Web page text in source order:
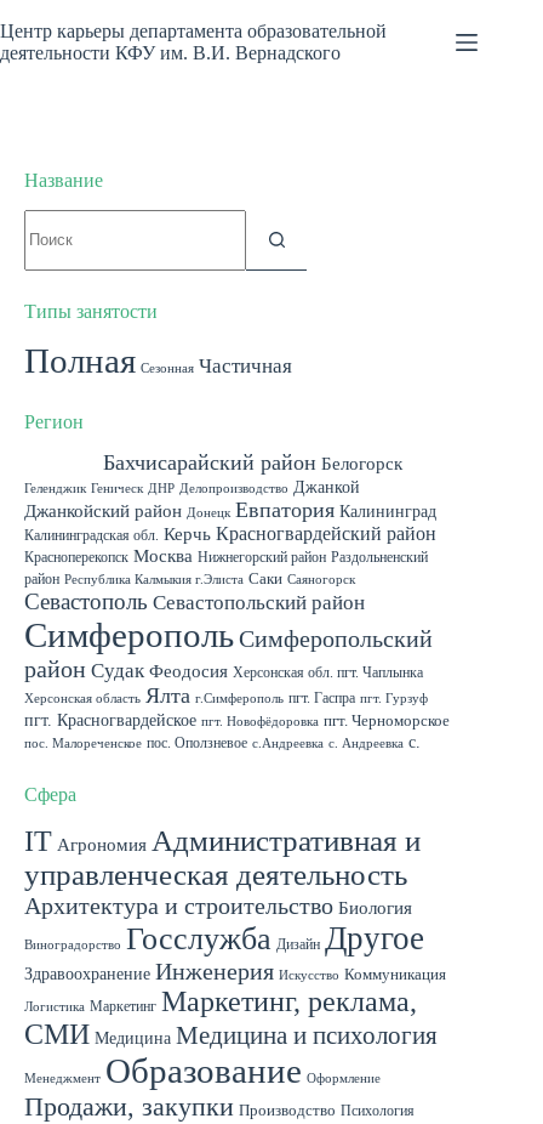
к
сути
Центр карьеры департамента образовательной
деятельности КФУ им. В.И. Вернадского
Название
не
Типы занятости
Полная Сезонная Частичная
Регион
Бахчисарайский район Белогорск
Геленджик Геническ ДНР Делопроизводство Джанкой
Джанкойский район Донецк Евпатория Калининград
Калининградская обл. Керчь Красногвардейский район
Красноперекопск Москва Нижнегорский район Раздольненский
район Республика Калмыкия г.Элиста Саки Саяногорск
Севастополь Севастопольский район
СимферопольСимферопольский
район Судак Феодосия Херсонская обл. пгт. Чаплынка
Херсонская область Ялта г.Симферополь пгт. Гаспра пгт. Гурзуф
пгт. Красногвардейское пгт. Новофёдоровка пгт. Черноморское
пос. Малореченское пос. Оползневое с.Андреевка с. Андреевка с.
с.Школьное
Сфера
IT Агрономия Административная и
управленческая деятельность
Архитектура и строительство Биология
Виноградорство Госслужба Дизайн Другое
Здравоохранение Инженерия Искусство Коммуникация
Логистика Маркетинг Маркетинг, реклама,
СМИ Медицина Медицина и психология
Менеджмент Образование Оформление
Продажи, закупки Производство Психология